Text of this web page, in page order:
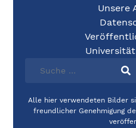
Unsere
Alle hier verwendeten Bilder
freundlicher Genehmigung